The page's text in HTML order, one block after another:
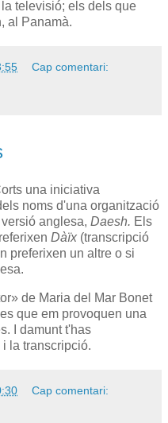
televisió; els dels que
al Panamà.
Cap comentari:
una iniciativa
noms d'una organització
anglesa, Daesh. Els
Dàïx (transcripció
preferixen un altre o si
de Maria del Mar Bonet
que em provoquen una
I damunt t'has
la transcripció.
Cap comentari: